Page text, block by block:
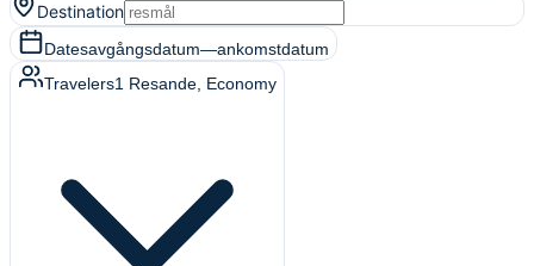
Destination
Datesavgångsdatum—ankomstdatum
Travelers1 Resande , Economy